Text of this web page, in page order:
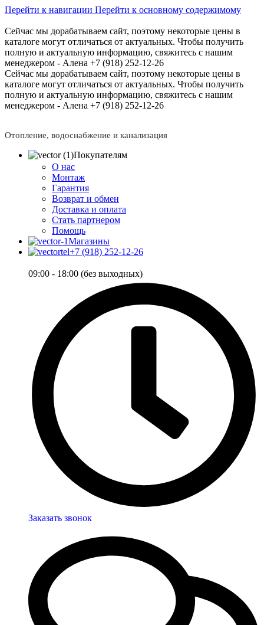
Перейти к навигации Перейти к основному содержимому
Сейчас мы дорабатываем сайт, поэтому некоторые цены в
каталоге могут отличаться от актуальных. Чтобы получить
полную и актуальную информацию, свяжитесь с нашим
менеджером - Алена +7 (918) 252-12-26
Сейчас мы дорабатываем сайт, поэтому некоторые цены в
каталоге могут отличаться от актуальных. Чтобы получить
полную и актуальную информацию, свяжитесь с нашим
менеджером - Алена +7 (918) 252-12-26
Отопление, водоснабжение и канализация
Покупателям
О нас
Монтаж
Гарантия
Возврат и обмен
Доставка и оплата
Стать партнером
Помощь
Магазины
+7 (918) 252-12-26
09:00 - 18:00 (без выходных)
Заказать звонок